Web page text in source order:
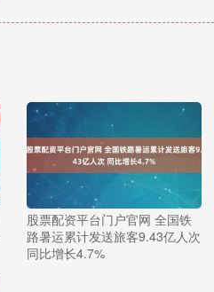
股票配资平台门户官网 全国铁
路暑运累计发送旅客9.43亿人次
同比增长4.7%